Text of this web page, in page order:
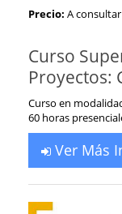
Precio: A consultar
Curso
Proyectos:
Curso en
60 horas
Ver Más